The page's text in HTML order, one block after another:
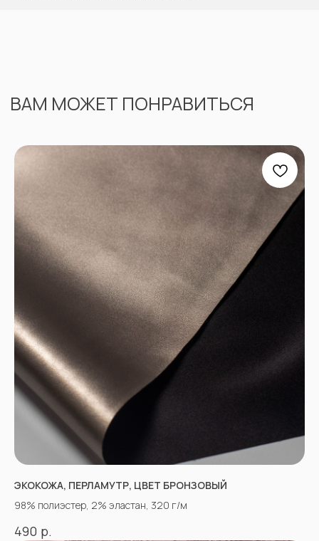
ЭКОКОЖА, ПЕРЛАМУТР, ЦВЕТ БРОНЗОВЫЙ
98% полиэстер, 2% эластан, 320 г/м
490 р.